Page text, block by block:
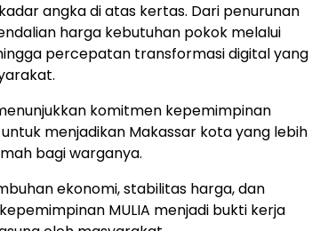
angka di atas kertas. Dari penurunan
harga kebutuhan pokok melalui
percepatan transformasi digital yang
komitmen kepemimpinan
menjadikan Makassar kota yang lebih
bagi warganya.
ekonomi, stabilitas harga, dan
MULIA menjadi bukti kerja